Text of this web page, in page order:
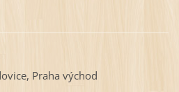
Praha východ